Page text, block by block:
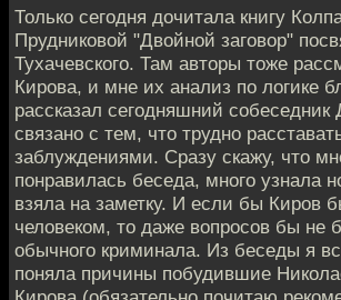
Только сегодня дочитала книгу
Прудниковой "Двойной заговор"
Тухачевского. Там авторы тоже
Кирова, и мне их анализ по логике
рассказал сегодняшний
связано с тем, что трудно
заблуждениями. Сразу скажу, что
понравилась беседа, много узнала
взяла на заметку. И если бы Киров
человеком, то даже вопросов бы не
обычного криминала. Из беседы я
поняла причины побудившие